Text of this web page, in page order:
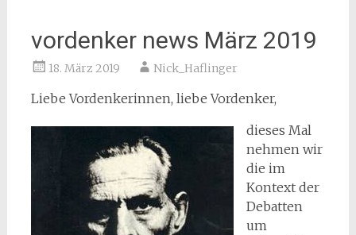
vordenker news März 2019
18. März 2019 Nick_Haflinger
Liebe Vordenkerinnen, liebe Vordenker,
dieses Mal
nehmen wir
die im
Kontext der
Debatten
um